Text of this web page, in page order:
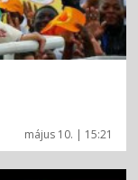
május 10. | 15:21